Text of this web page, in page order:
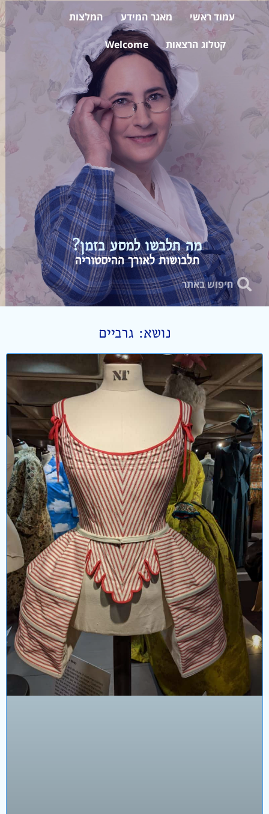
עמוד ראשי מאגר המידע המלצות
קטלוג הרצאות Welcome
מה תלבשו למסע בזמן?
תלבושות לאורך ההיסטוריה
נושא: גרביים